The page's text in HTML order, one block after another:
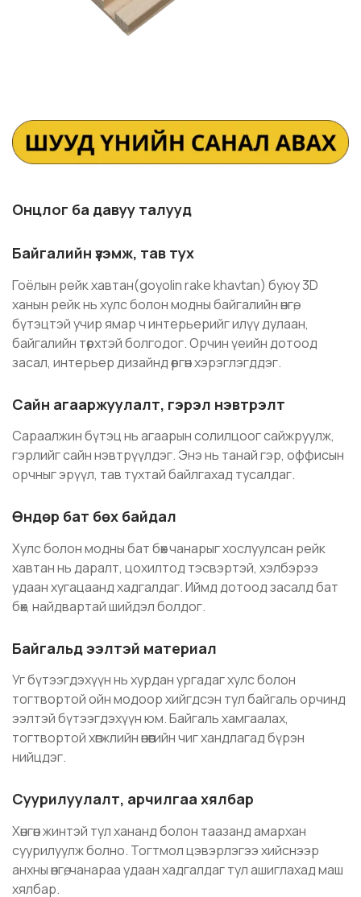
Онцлог ба давуу талууд
Байгалийн үзэмж, тав тух
Гоёлын рейк хавтан(goyolin rake khavtan) буюу 3D
ханын рейк нь хулс болон модны байгалийн өнгө,
бүтэцтэй учир ямар ч интерьерийг илүү дулаан,
байгалийн төрхтэй болгодог. Орчин үеийн дотоод
засал, интерьер дизайнд өргөн хэрэглэгддэг.
Сайн агааржуулалт, гэрэл нэвтрэлт
Сараалжин бүтэц нь агаарын солилцоог сайжруулж,
гэрлийг сайн нэвтрүүлдэг. Энэ нь танай гэр, оффисын
орчныг эрүүл, тав тухтай байлгахад тусалдаг.
Өндөр бат бөх байдал
Хулс болон модны бат бөх чанарыг хослуулсан рейк
хавтан нь даралт, цохилтод тэсвэртэй, хэлбэрээ
удаан хугацаанд хадгалдаг. Иймд дотоод засалд бат
бөх, найдвартай шийдэл болдог.
Байгальд ээлтэй материал
Уг бүтээгдэхүүн нь хурдан ургадаг хулс болон
тогтвортой ойн модоор хийгдсэн тул байгаль орчинд
ээлтэй бүтээгдэхүүн юм. Байгаль хамгаалах,
тогтвортой хөгжлийн өнөөгийн чиг хандлагад бүрэн
нийцдэг.
Суурилуулалт, арчилгаа хялбар
Хөнгөн жинтэй тул хананд болон таазанд амархан
суурилуулж болно. Тогтмол цэвэрлэгээ хийснээр
анхны өнгө, чанараа удаан хадгалдаг тул ашиглахад маш
хялбар.